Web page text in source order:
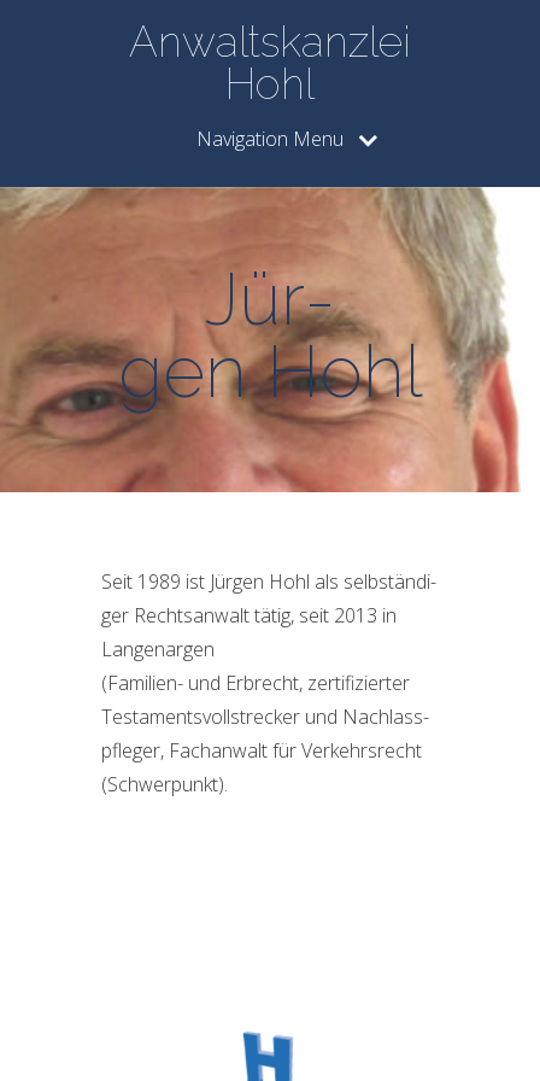
Anwaltskanzlei
Hohl
Navigation Menu
Jür­
gen Hohl
Seit 1989 ist Jür­gen Hohl als selb­stän­di­
ger Rechts­an­walt tätig, seit 2013 in
Langenargen
(Fami­li­en- und Erbrecht, zer­ti­fi­zier­ter
Tes­ta­ments­voll­stre­cker und Nach­lass­
pfle­ger, Fach­an­walt für Ver­kehrs­recht
(Schwer­punkt).